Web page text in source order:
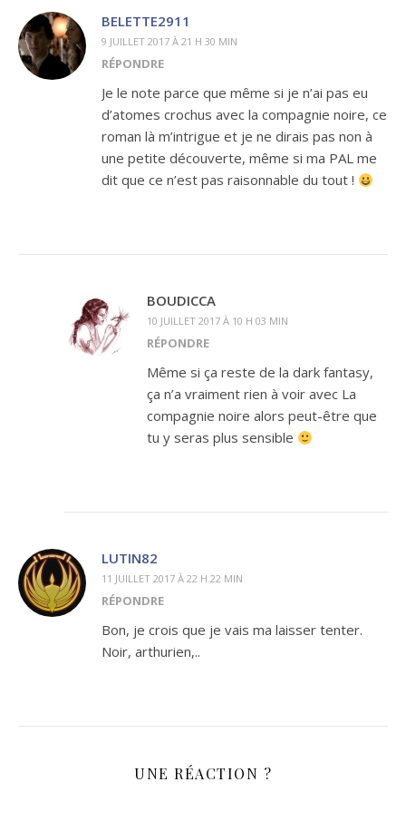
BELETTE2911
9 JUILLET 2017 À 21 H 30 MIN
RÉPONDRE
Je le note parce que même si je n’ai pas eu
d’atomes crochus avec la compagnie noire, ce
roman là m’intrigue et je ne dirais pas non à
une petite découverte, même si ma PAL me
dit que ce n’est pas raisonnable du tout !
BOUDICCA
10 JUILLET 2017 À 10 H 03 MIN
RÉPONDRE
Même si ça reste de la dark fantasy,
ça n’a vraiment rien à voir avec La
compagnie noire alors peut-être que
tu y seras plus sensible
LUTIN82
11 JUILLET 2017 À 22 H 22 MIN
RÉPONDRE
Bon, je crois que je vais ma laisser tenter.
Noir, arthurien,..
UNE RÉACTION ?